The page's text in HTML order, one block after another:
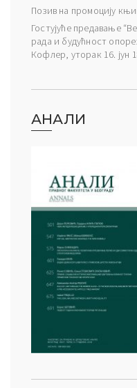
Позив на промоцију
Гостујуће предавање
рада и будућност
Кофлер, уторак 16. јун
АНАЛИ